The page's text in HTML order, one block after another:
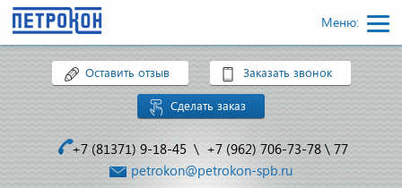
Меню:
Оставить отзыв Заказать звонок
Сделать заказ
+7 (81371) 9-18-45 \ +7 (962) 706-73-78 \ 77
petrokon@petrokon-spb.ru